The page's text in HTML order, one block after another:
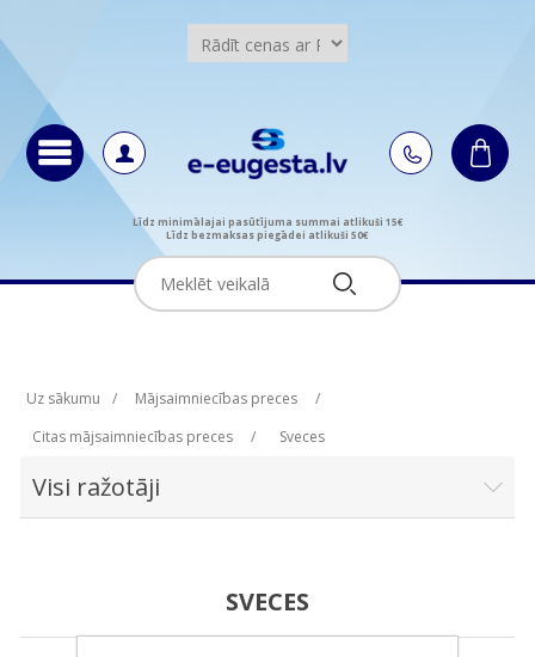
Līdz minimālajai pasūtījuma summai atlikuši 15€
Līdz bezmaksas piegādei atlikuši 50€
Uz sākumu / Mājsaimniecības preces
/
Citas mājsaimniecības preces
/ Sveces
Visi ražotāji
SVECES